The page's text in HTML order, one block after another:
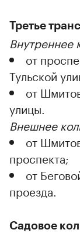
Третье
Внутреннее
от
Тульской
от
улицы.
Внешнее
от
проспекта;
от
проезда.
Садовое